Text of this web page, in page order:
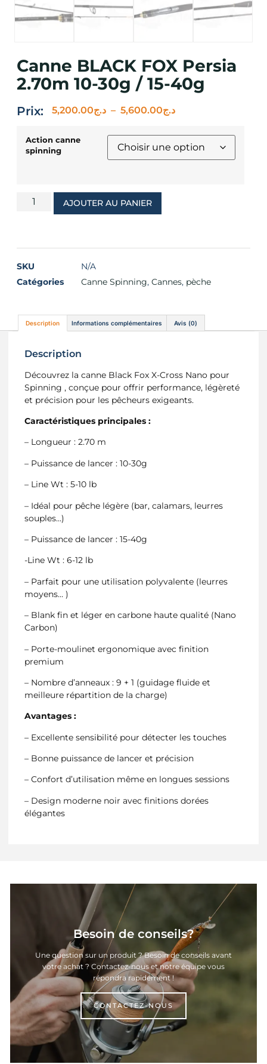
Canne BLACK FOX Persia
2.70m 10-30g / 15-40g
Prix: د.ج5,200.00 – د.ج5,600.00
Action canne
spinning
AJOUTER AU PANIER
SKU
N/A
Catégories
Canne Spinning, Cannes, pèche
Description Informations complémentaires Avis (0)
Description
Découvrez la canne Black Fox X-Cross Nano pour
Spinning , conçue pour offrir performance, légèreté
et précision pour les pêcheurs exigeants.
Caractéristiques principales :
– Longueur : 2.70 m
– Puissance de lancer : 10-30g
– Line Wt : 5-10 lb
– Idéal pour pêche légère (bar, calamars, leurres
souples…)
– Puissance de lancer : 15-40g
-Line Wt : 6-12 lb
– Parfait pour une utilisation polyvalente (leurres
moyens… )
– Blank fin et léger en carbone haute qualité (Nano
Carbon)
– Porte-moulinet ergonomique avec finition
premium
– Nombre d’anneaux : 9 + 1 (guidage fluide et
meilleure répartition de la charge)
Avantages :
– Excellente sensibilité pour détecter les touches
– Bonne puissance de lancer et précision
– Confort d’utilisation même en longues sessions
– Design moderne noir avec finitions dorées
élégantes
Besoin de conseils?
Une question sur un produit ? Besoin de conseils avant
votre achat ? Contactez-nous et notre équipe vous
répondra rapidement !
CONTACTEZ-NOUS